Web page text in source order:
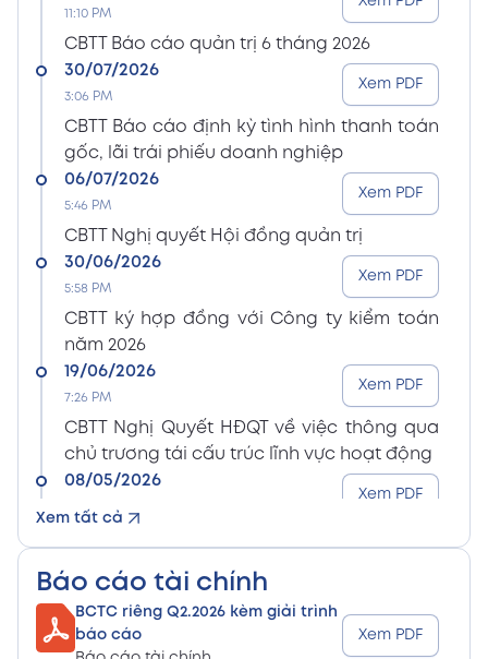
Xem tất cả
11:10 PM
CBTT Báo cáo quản trị 6 tháng 2026
30/07/2026
3:06 PM
CBTT Báo cáo định kỳ tình hình thanh toán
gốc, lãi trái phiếu doanh nghiệp
Xem PDF
06/07/2026
5:46 PM
CBTT Nghị quyết Hội đồng quản trị
Xem PDF
30/06/2026
5:58 PM
CBTT ký hợp đồng với Công ty kiểm toán
năm 2026
Xem PDF
19/06/2026
7:26 PM
CBTT Nghị Quyết HĐQT về việc thông qua
chủ trương tái cấu trúc lĩnh vực hoạt động
Xem PDF
08/05/2026
8:15 PM
Xem PDF
8:15 PM
CBTT Điều lệ Công ty sửa đổi bổ sung (Vn)
08/05/2026
Báo cáo tài chính
BCTC riêng Q2.2026 kèm giải trình
báo cáo
Xem PDF